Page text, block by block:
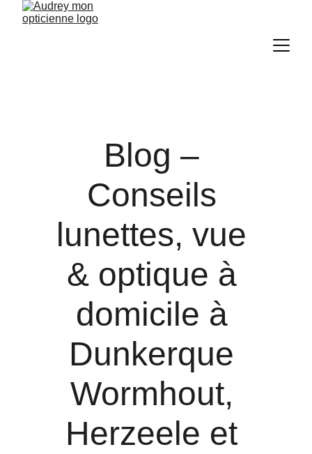
Blog –
Conseils
lunettes, vue
& optique à
domicile à
Dunkerque
Wormhout,
Herzeele et